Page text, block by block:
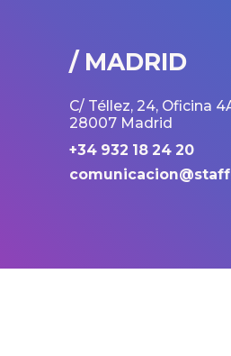
/ MADRID
C/ Téllez, 24, Oficina
28007 Madrid
+34 932 18 24 20